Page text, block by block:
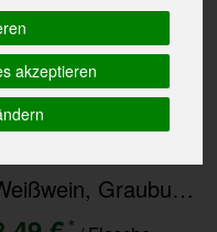
akzeptieren
Weißwein, Grauburgunder QW Rheinhessen
*